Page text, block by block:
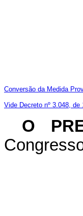
Conversão da Medida
Vide Decreto nº 3.048, de
O